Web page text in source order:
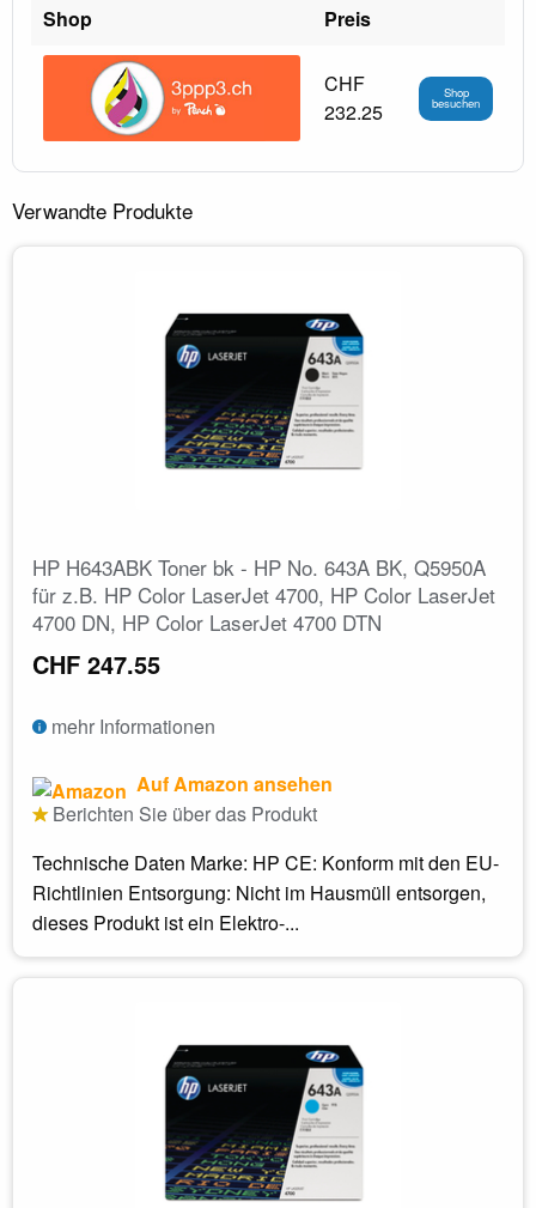
Shop Preis
CHF
232.25
Shop
besuchen
Verwandte Produkte
HP H643ABK Toner bk - HP No. 643A BK, Q5950A
für z.B. HP Color LaserJet 4700, HP Color LaserJet
4700 DN, HP Color LaserJet 4700 DTN
CHF 247.55
mehr Informationen
Auf Amazon ansehen
Berichten Sie über das Produkt
Technische Daten Marke: HP CE: Konform mit den EU-
Richtlinien Entsorgung: Nicht im Hausmüll entsorgen,
dieses Produkt ist ein Elektro-...